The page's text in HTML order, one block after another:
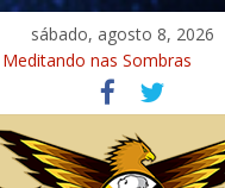
sábado, agosto 8, 2026
Meditando nas Sombras
Autosuficiência: A Jornada
Xamanismo Universal
Totens – Caminho Espiritual
Imaginação na Cura